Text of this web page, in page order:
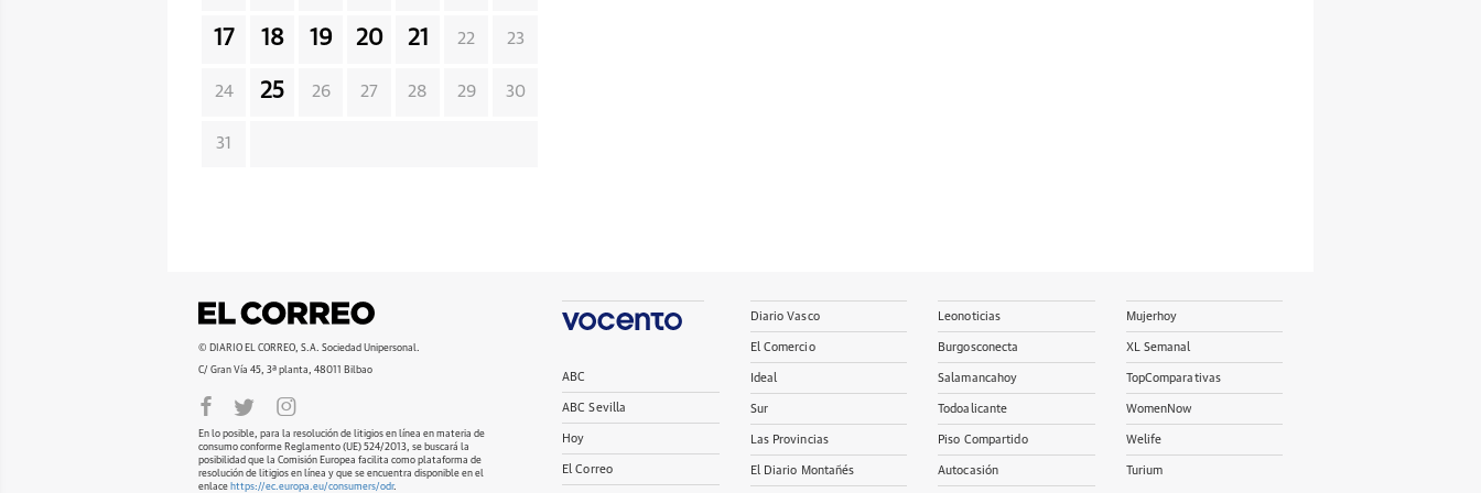
17 18 19 20 21 22 23
24 25 26 27 28 29 30
31
© DIARIO EL CORREO, S.A. Sociedad Unipersonal.
C/ Gran Vía 45, 3ª planta, 48011 Bilbao
En lo posible, para la resolución de litigios en línea en materia de
consumo conforme Reglamento (UE) 524/2013, se buscará la
posibilidad que la Comisión Europea facilita como plataforma de
resolución de litigios en línea y que se encuentra disponible en el
enlace https://ec.europa.eu/consumers/odr.
ABC
ABC Sevilla
Hoy
El Correo
Diario Vasco
El Comercio
Ideal
Sur
Las Provincias
El Diario Montañés
Leonoticias
Burgosconecta
Salamancahoy
Todoalicante
Piso Compartido
Autocasión
Mujerhoy
XL Semanal
TopComparativas
WomenNow
Welife
Turium